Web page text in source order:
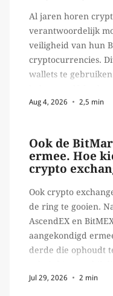
Al jaren horen
verantwoordelijk
veiligheid van hun
cryptocurrencies.
wallets te
Ledger of Trezor
Aug 4, 2026 2,5 min
Ook de
ermee. Hoe
crypto
Ook crypto
de ring te gooien.
AscendEX en
aangekondigd
derde die ophoudt
crypto handelaren
Jul 29, 2026 2 min